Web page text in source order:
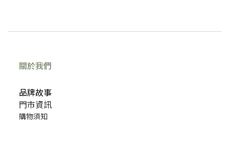
關於我們
品牌故事
門市資訊
購物須知